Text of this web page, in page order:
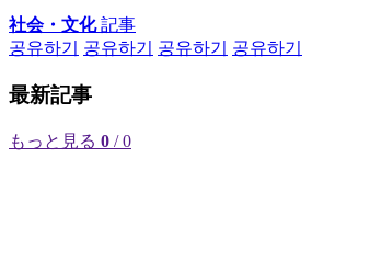
社会・文化記事
공유하기
공유하기 공유하기 공유하기
最新記事
もっと見る 0 / 0